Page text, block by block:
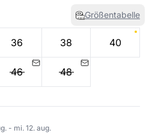
Größentabelle
36 38 40
46 48
- mi. 12. aug.